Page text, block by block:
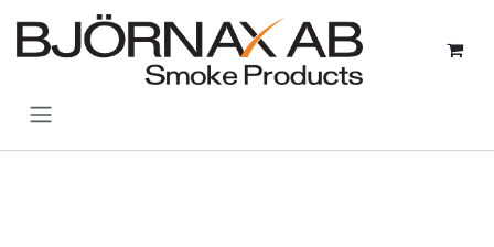
Se rendre au contenu